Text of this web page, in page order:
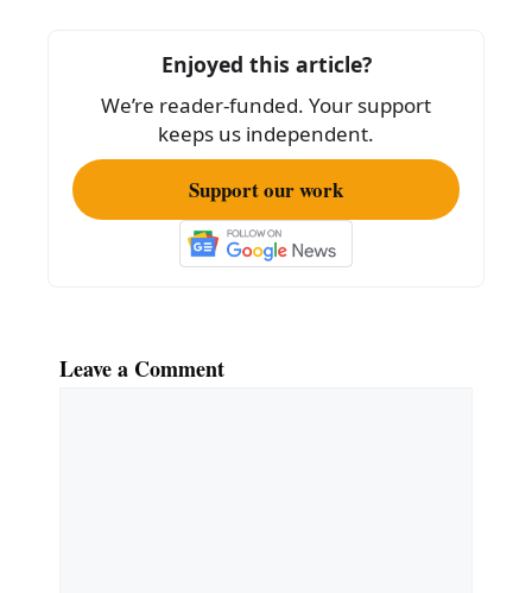
o
k
Enjoyed this article?
We’re reader-funded. Your support
keeps us independent.
Support our work
Leave a Comment